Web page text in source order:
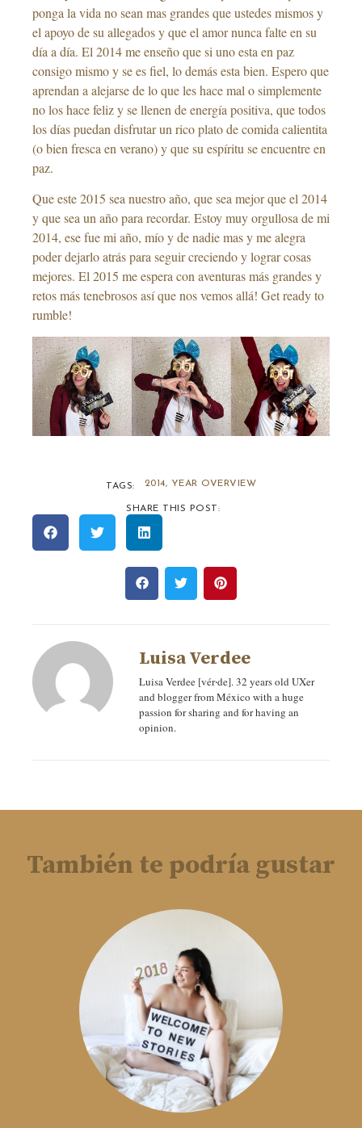
ponga la vida no sean mas grandes que ustedes mismos y
el apoyo de su allegados y que el amor nunca falte en su
día a día. El 2014 me enseño que si uno esta en paz
consigo mismo y se es fiel, lo demás esta bien. Espero que
aprendan a alejarse de lo que les hace mal o simplemente
no los hace feliz y se llenen de energía positiva, que todos
los días puedan disfrutar un rico plato de comida calientita
(o bien fresca en verano) y que su espíritu se encuentre en
paz.
Que este 2015 sea nuestro año, que sea mejor que el 2014
y que sea un año para recordar. Estoy muy orgullosa de mi
2014, ese fue mi año, mío y de nadie mas y me alegra
poder dejarlo atrás para seguir creciendo y lograr cosas
mejores. El 2015 me espera con aventuras más grandes y
retos más tenebrosos así que nos vemos allá! Get ready to
rumble!
TAGS: 2014, YEAR OVERVIEW
SHARE THIS POST:
Luisa Verdee
Luisa Verdee [vér‧de]. 32 years old UXer
and blogger from México with a huge
passion for sharing and for having an
opinion.
También te podría gustar